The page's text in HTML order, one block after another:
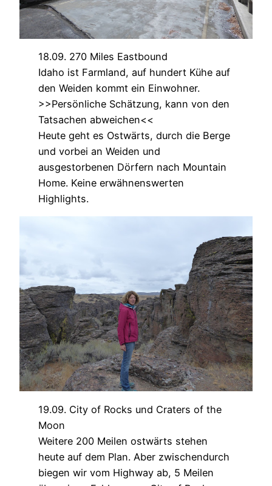
18.09. 270 Miles Eastbound
Idaho ist Farmland, auf hundert Kühe auf
den Weiden kommt ein Einwohner.
>>Persönliche Schätzung, kann von den
Tatsachen abweichen<<
Heute geht es Ostwärts, durch die Berge
und vorbei an Weiden und
ausgestorbenen Dörfern nach Mountain
Home. Keine erwähnenswerten
Highlights.
19.09. City of Rocks und Craters of the
Moon
Weitere 200 Meilen ostwärts stehen
heute auf dem Plan. Aber zwischendurch
biegen wir vom Highway ab, 5 Meilen